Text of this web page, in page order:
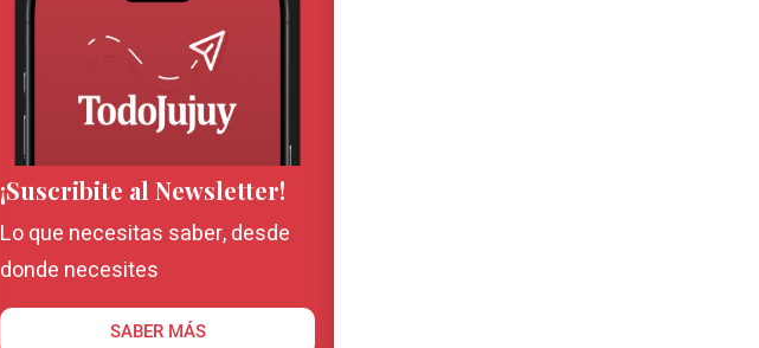
¡Suscribite al Newsletter!
Lo que necesitas saber, desde
donde necesites
SABER MÁS